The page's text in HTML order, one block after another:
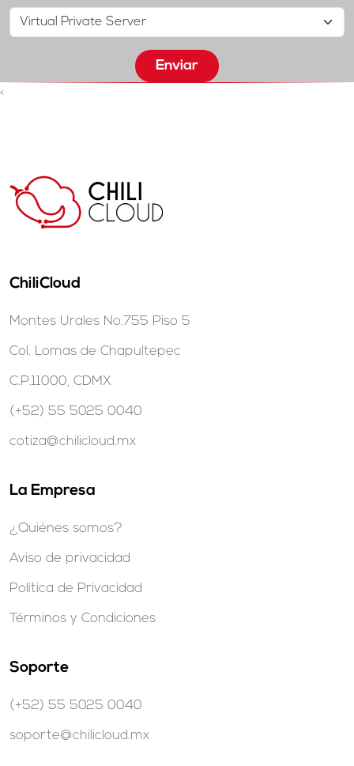
Enviar
<
ChiliCloud
Montes Urales No.755 Piso 5
Col. Lomas de Chapultepec
C.P.11000, CDMX
(+52) 55 5025 0040
cotiza@chilicloud.mx
La Empresa
¿Quiénes somos?
Aviso de privacidad
Política de Privacidad
Términos y Condiciones
Soporte
(+52) 55 5025 0040
soporte@chilicloud.mx